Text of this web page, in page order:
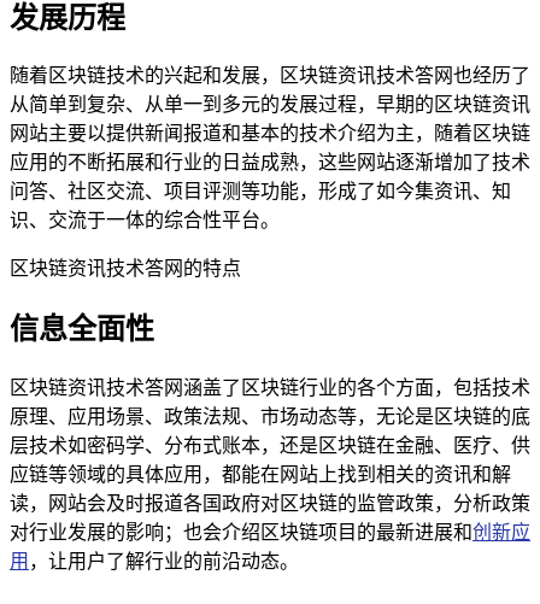
发展历程
随着区块链技术的兴起和发展，区块链资讯技术答网也经历了
从简单到复杂、从单一到多元的发展过程，早期的区块链资讯
网站主要以提供新闻报道和基本的技术介绍为主，随着区块链
应用的不断拓展和行业的日益成熟，这些网站逐渐增加了技术
问答、社区交流、项目评测等功能，形成了如今集资讯、知
识、交流于一体的综合性平台。
区块链资讯技术答网的特点
信息全面性
区块链资讯技术答网涵盖了区块链行业的各个方面，包括技术
原理、应用场景、政策法规、市场动态等，无论是区块链的底
层技术如密码学、分布式账本，还是区块链在金融、医疗、供
应链等领域的具体应用，都能在网站上找到相关的资讯和解
读，网站会及时报道各国政府对区块链的监管政策，分析政策
对行业发展的影响；也会介绍区块链项目的最新进展和创新应
用 ，让用户了解行业的前沿动态。